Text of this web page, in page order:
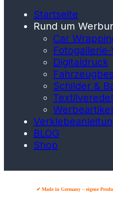
Startseite
Rund um
Car
Digitaldruck
Schilder &
Werbeartikel
BLOG
Shop
✔ Made in Germany – eigene